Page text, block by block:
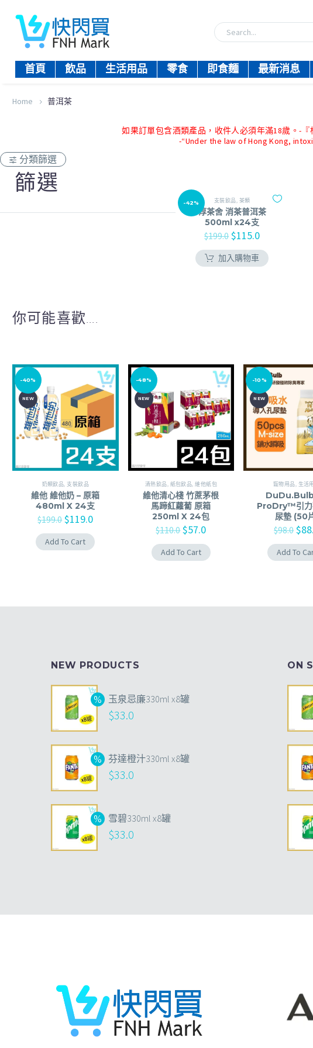
首頁 飲品 生活用品 零食 即食麵 最新消息
Home 普洱茶
如果訂單包含酒類產品，收件人必須年滿18歲。-『
-“Under the law of Hong Kong,
分類篩選
篩選
-42% 支裝飲品 茶類
淳茶舍 消茶普洱茶
500ml x24支
$199.0 $115.0
加入購物車
你可能喜歡....
-40%
NEW
奶類飲品 支裝飲品
維他 維他奶 – 原箱
480ml X 24支
$199.0 $119.0
Add To Cart
-48%
NEW
清熱飲品 紙包飲品 ,維他紙包
維他清心棧 竹蔗茅根
馬蹄紅蘿蔔 原箱
250ml X 24包
$110.0 $57.0
Add To Cart
-10%
NEW
寵物用品 生活
ProDry™引力
尿墊 (50
$98.0 $
Add To
NEW PRODUCTS
玉泉忌廉330ml x8罐
$33.0
芬達橙汁330ml x8罐
$33.0
雪碧330ml x8罐
$33.0
ON